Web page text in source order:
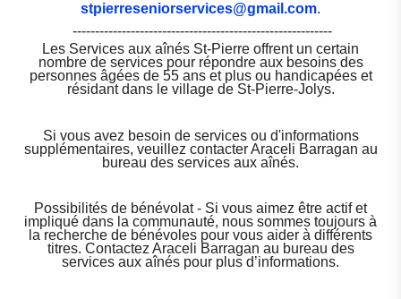
stpierreseniorservices@gmail.com.
----------------------------------------------------------
Les Services aux aînés St-Pierre offrent un certain
nombre de services pour répondre aux besoins des
personnes âgées de 55 ans et plus ou handicapées et
résidant dans le village de St-Pierre-Jolys.
Si vous avez besoin de services ou d'informations
supplémentaires, veuillez contacter Araceli Barragan au
bureau des services aux aînés.
Possibilités de bénévolat - Si vous aimez être actif et
impliqué dans la communauté, nous sommes toujours à
la recherche de bénévoles pour vous aider à différents
titres. Contactez Araceli Barragan au bureau des
services aux aînés pour plus d’informations.